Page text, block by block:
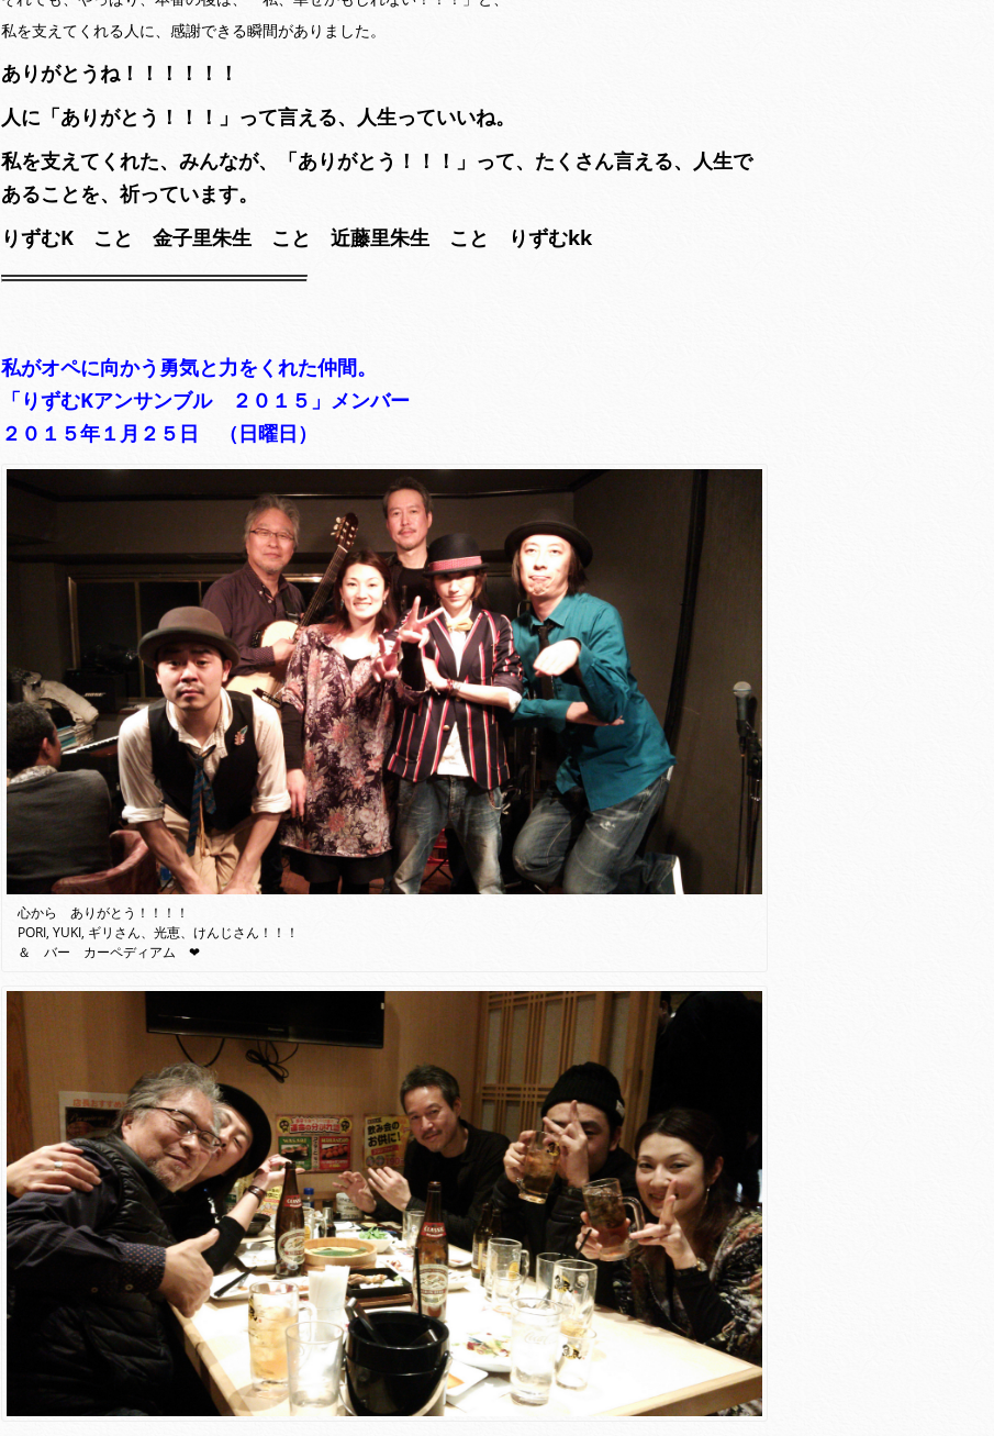
私を支えてくれる人に、感謝できる瞬間がありました。
ありがとうね！！！！！！
人に「ありがとう！！！」って言える、人生っていいね。
私を支えてくれた、みんなが、「ありがとう！！！」って、たくさん言える、人生で
あることを、祈っています。
りずむK こと 金子里朱生 こと 近藤里朱生 こと りずむkk
私がオペに向かう勇気と力をくれた仲間。
「りずむKアンサンブル ２０１５」メンバー
２０１５年１月２５日 （日曜日）
心から ありがとう！！！！
PORI, YUKI, ギリさん、光恵、けんじさん！！！
＆ バー カーペディアム ❤︎